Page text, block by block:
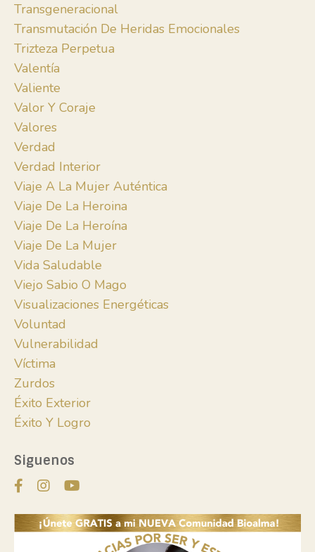
Transgeneracional
Transmutación De Heridas Emocionales
Trizteza Perpetua
Valentía
Valiente
Valor Y Coraje
Valores
Verdad
Verdad Interior
Viaje A La Mujer Auténtica
Viaje De La Heroina
Viaje De La Heroína
Viaje De La Mujer
Vida Saludable
Viejo Sabio O Mago
Visualizaciones Energéticas
Voluntad
Vulnerabilidad
Víctima
Zurdos
Éxito Exterior
Éxito Y Logro
Siguenos